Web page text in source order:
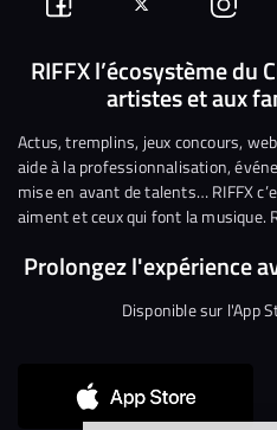
Continuer sans accepter
Suivez-
nous
Facebook
Suivez-
nous
sur
Twitter
Nous
sur
RIFFX l’écosystème du
artistes et aux
Actus, tremplins, jeux concours,
aide à la professionnalisation,
mise en avant de talents… RIFFX
aiment et ceux qui font la musique.
Prolongez l'expérience
Disponible sur l'App